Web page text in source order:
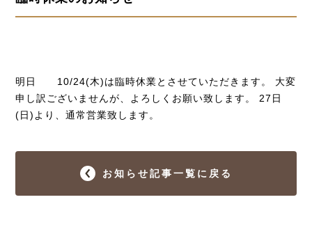
明日 10/24(木)は臨時休業とさせていただきます。 大変
申し訳ございませんが、よろしくお願い致します。 27日
(日)より、通常営業致します。
お知らせ記事一覧に戻る